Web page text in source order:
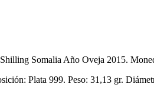
Somalia Año Oveja 2015.
Plata 999. Peso: 31,13 gr.